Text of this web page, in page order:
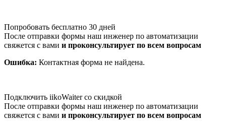
Попробовать бесплатно 30 дней
После отправки формы наш инженер по автоматизации
свяжется с вами и проконсультирует по всем вопросам
Ошибка: Контактная форма не найдена.
Подключить iikoWaiter со скидкой
После отправки формы наш инженер по автоматизации
свяжется с вами и проконсультирует по всем вопросам